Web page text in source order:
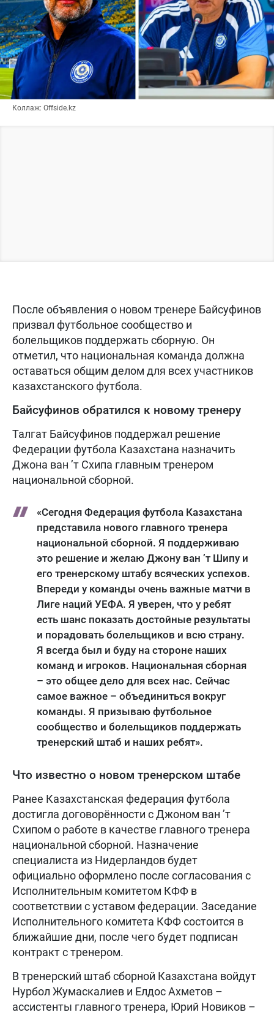
Коллаж: Offside.kz
После объявления о новом тренере Байсуфинов
призвал футбольное сообщество и
болельщиков поддержать сборную. Он
отметил, что национальная команда должна
оставаться общим делом для всех участников
казахстанского футбола.
Байсуфинов обратился к новому тренеру
Талгат Байсуфинов поддержал решение
Федерации футбола Казахстана назначить
Джона ван ’т Схипа главным тренером
национальной сборной.
«Сегодня Федерация футбола Казахстана
представила нового главного тренера
национальной сборной. Я поддерживаю
это решение и желаю Джону ван ’т Шипу и
его тренерскому штабу всяческих успехов.
Впереди у команды очень важные матчи в
Лиге наций УЕФА. Я уверен, что у ребят
есть шанс показать достойные результаты
и порадовать болельщиков и всю страну.
Я всегда был и буду на стороне наших
команд и игроков. Национальная сборная
– это общее дело для всех нас. Сейчас
самое важное – объединиться вокруг
команды. Я призываю футбольное
сообщество и болельщиков поддержать
тренерский штаб и наших ребят».
Что известно о новом тренерском штабе
Ранее Казахстанская федерация футбола
достигла договорённости с Джоном ван ’т
Схипом о работе в качестве главного тренера
национальной сборной. Назначение
специалиста из Нидерландов будет
официально оформлено после согласования с
Исполнительным комитетом КФФ в
соответствии с уставом федерации. Заседание
Исполнительного комитета КФФ состоится в
ближайшие дни, после чего будет подписан
контракт с тренером.
В тренерский штаб сборной Казахстана войдут
Нурбол Жумаскалиев и Елдос Ахметов –
ассистенты главного тренера, Юрий Новиков –